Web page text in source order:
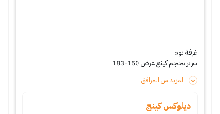
غرفة نوم
سرير بحجم كينغ عرض 150-183
المزيد من المرافق
ديلوكس كينج